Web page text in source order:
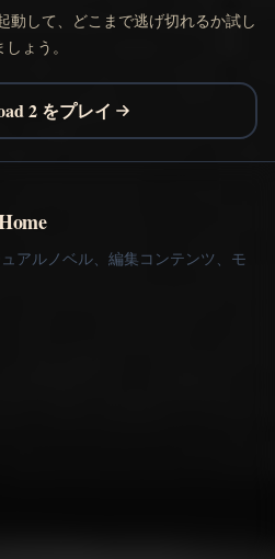
動して、どこまで逃げ切れるか試し
しょう。
2 をプレイ
アルノベル、編集コンテンツ、モ